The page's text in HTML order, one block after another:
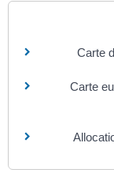
Carte
Carte